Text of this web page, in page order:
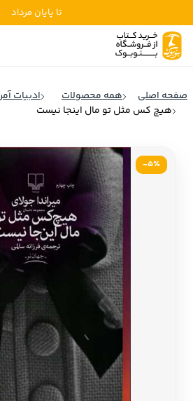
تا پایان مرداد
ادبیات
روانشناسی
تاریخ و سیاست
کودک و نوجوان
ادیان و اساطیر
ادبیات آمریکا
ادبیات فرانسه
ادبیات ایتالیا
ادبیات روسیه
ادبیات
ادبیات آلمان
ادبیات ترکیه
ادبیات آسیا
سایر
داستان
صفحه اصلی همه محصولات
ادبیات
هیچ کس مثل تو مال اینجا نیست
5٪-